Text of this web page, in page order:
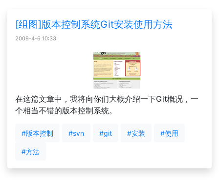
[组图]版本控制系统Git安装使用方法
2009-4-6 10:33
在这篇文章中，我将向你们大概介绍一下Git概况，一
个相当不错的版本控制系统。
#版本控制 #svn #git #安装 #使用
#方法